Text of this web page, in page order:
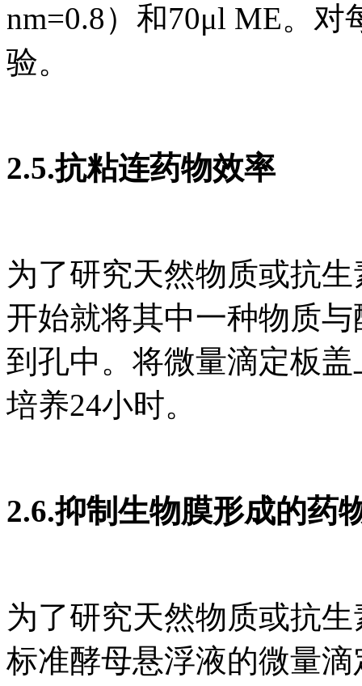
nm=0.8）和70μl ME。
验。
2.5.抗粘连药物效率
为了研究天然物质或抗
开始就将其中一种物质
到孔中。将微量滴定板盖
培养24小时。
2.6.抑制生物膜形成的药
为了研究天然物质或抗
标准酵母悬浮液的微量